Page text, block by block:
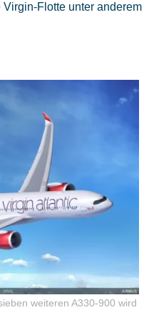
Flotte unter anderem
weiteren A330-900 wird